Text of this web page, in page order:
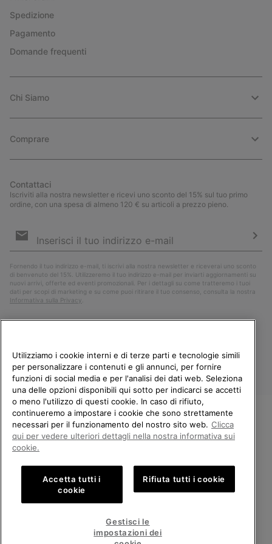
Spedizione
Pagamento
Domande frequenti
Chi Siamo
Comprare
Contattaci
Iscriviti alla nostra newsletter e ricevi uno sconto del 15% sul tuo primo
ordine, con una spesa di almeno 120 € su articoli a prezzo pieno.
e-
Fornendo il tuo indirizzo e-mail, ti iscrivi alla nostra newsletter e riceverai uno sconto
di benvenuto del 15%. Utilizzeremo il tuo indirizzo e-mail per inviarti aggiornamenti su
nuovi arrivi, offerte ed eventi promozionali. Per i dettagli su come tratteremo i tuoi
dati per scopi di marketing e su come puoi ritirare il tuo consenso, consulta la nostra
Informativa sulla Privacy
Italia
©2026Columbia Sportswear Company. Avenue des Morgines, 12 1213
Petit-Lancy Switzerland. Tutti i diritti riservati.
Politica sulla privacy Termini di utilizzo
Condizioni Generali di Vendita
Public CBCR
Servizio clienti: Lun. - Ven. 9:00 - 13:00 & 14:00 - 18:00
BENVENUTO/A IN SOREL.
SELEZIONA IL TUO PAESE DI
Shopping online disponibile
Utilizziamo i cookie interni e di terze parti e tecnologie simili
per personalizzare i contenuti e gli annunci, per fornire
funzioni di social media e per l'analisi dei dati web. Seleziona
una delle opzioni disponibili qui sotto per indicarci se accetti
o meno l'utilizzo di questi cookie. In caso di rifiuto,
continueremo a impostare i cookie che sono strettamente
necessari per il funzionamento del nostro sito web. Clicca
qui per vedere ulteriori dettagli nella nostra informativa sui
cookie.
Accetta tutti i
cookie
Rifiuta tutti i cookie
Gestisci le
impostazioni dei